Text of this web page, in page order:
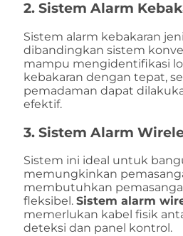
2. Sistem Alarm
Sistem alarm kebakaran
dibandingkan sistem
mampu mengidentifikasi
kebakaran dengan tepat,
pemadaman dapat
efektif.
3. Sistem Alarm
Sistem ini ideal untuk
memungkinkan
membutuhkan
fleksibel. Sistem alarm
memerlukan kabel fisik
deteksi dan panel kontrol.